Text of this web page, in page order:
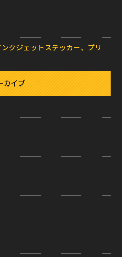
クジェットステッカー、プリ
カイブ